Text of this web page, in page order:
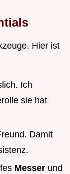
Hier ist
Ich
sie hat
Damit
Messer und